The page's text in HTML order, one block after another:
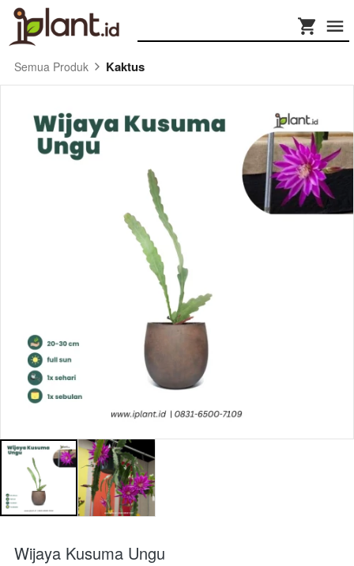
Semua Produk Kaktus
Wijaya Kusuma Ungu